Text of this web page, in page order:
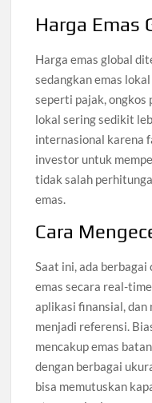
Harga Emas
Harga emas global
sedangkan emas
seperti pajak, ongkos
lokal sering sedikit
internasional karena
investor untuk
tidak salah
emas.
Cara
Saat ini, ada
emas secara real-
aplikasi finansial, dan
menjadi referensi.
mencakup emas
dengan berbagai
bisa memutuskan